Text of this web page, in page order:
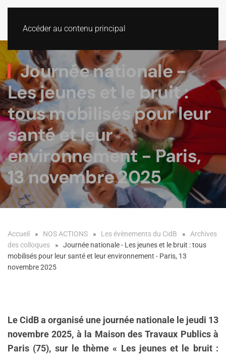
Accéder au contenu principal
Journée nationale -
Les jeunes et le bruit :
tous mobilisés pour leur
santé et leur
environnement - Paris,
13 novembre 2025
Accueil NOS ACTIONS Les évènements du CidB
Archives
des colloques
Journée nationale - Les jeunes et le bruit : tous
mobilisés pour leur santé et leur environnement - Paris, 13
novembre 2025
Le CidB a organisé une journée nationale le jeudi 13
novembre 2025, à la Maison des Travaux Publics à
Paris (75), sur le thème « Les jeunes et le bruit :